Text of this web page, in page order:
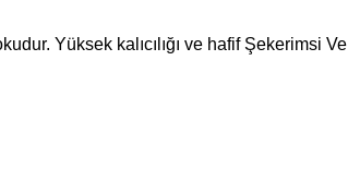
Yüksek kalıcılığı ve hafif Şekerimsi Ve